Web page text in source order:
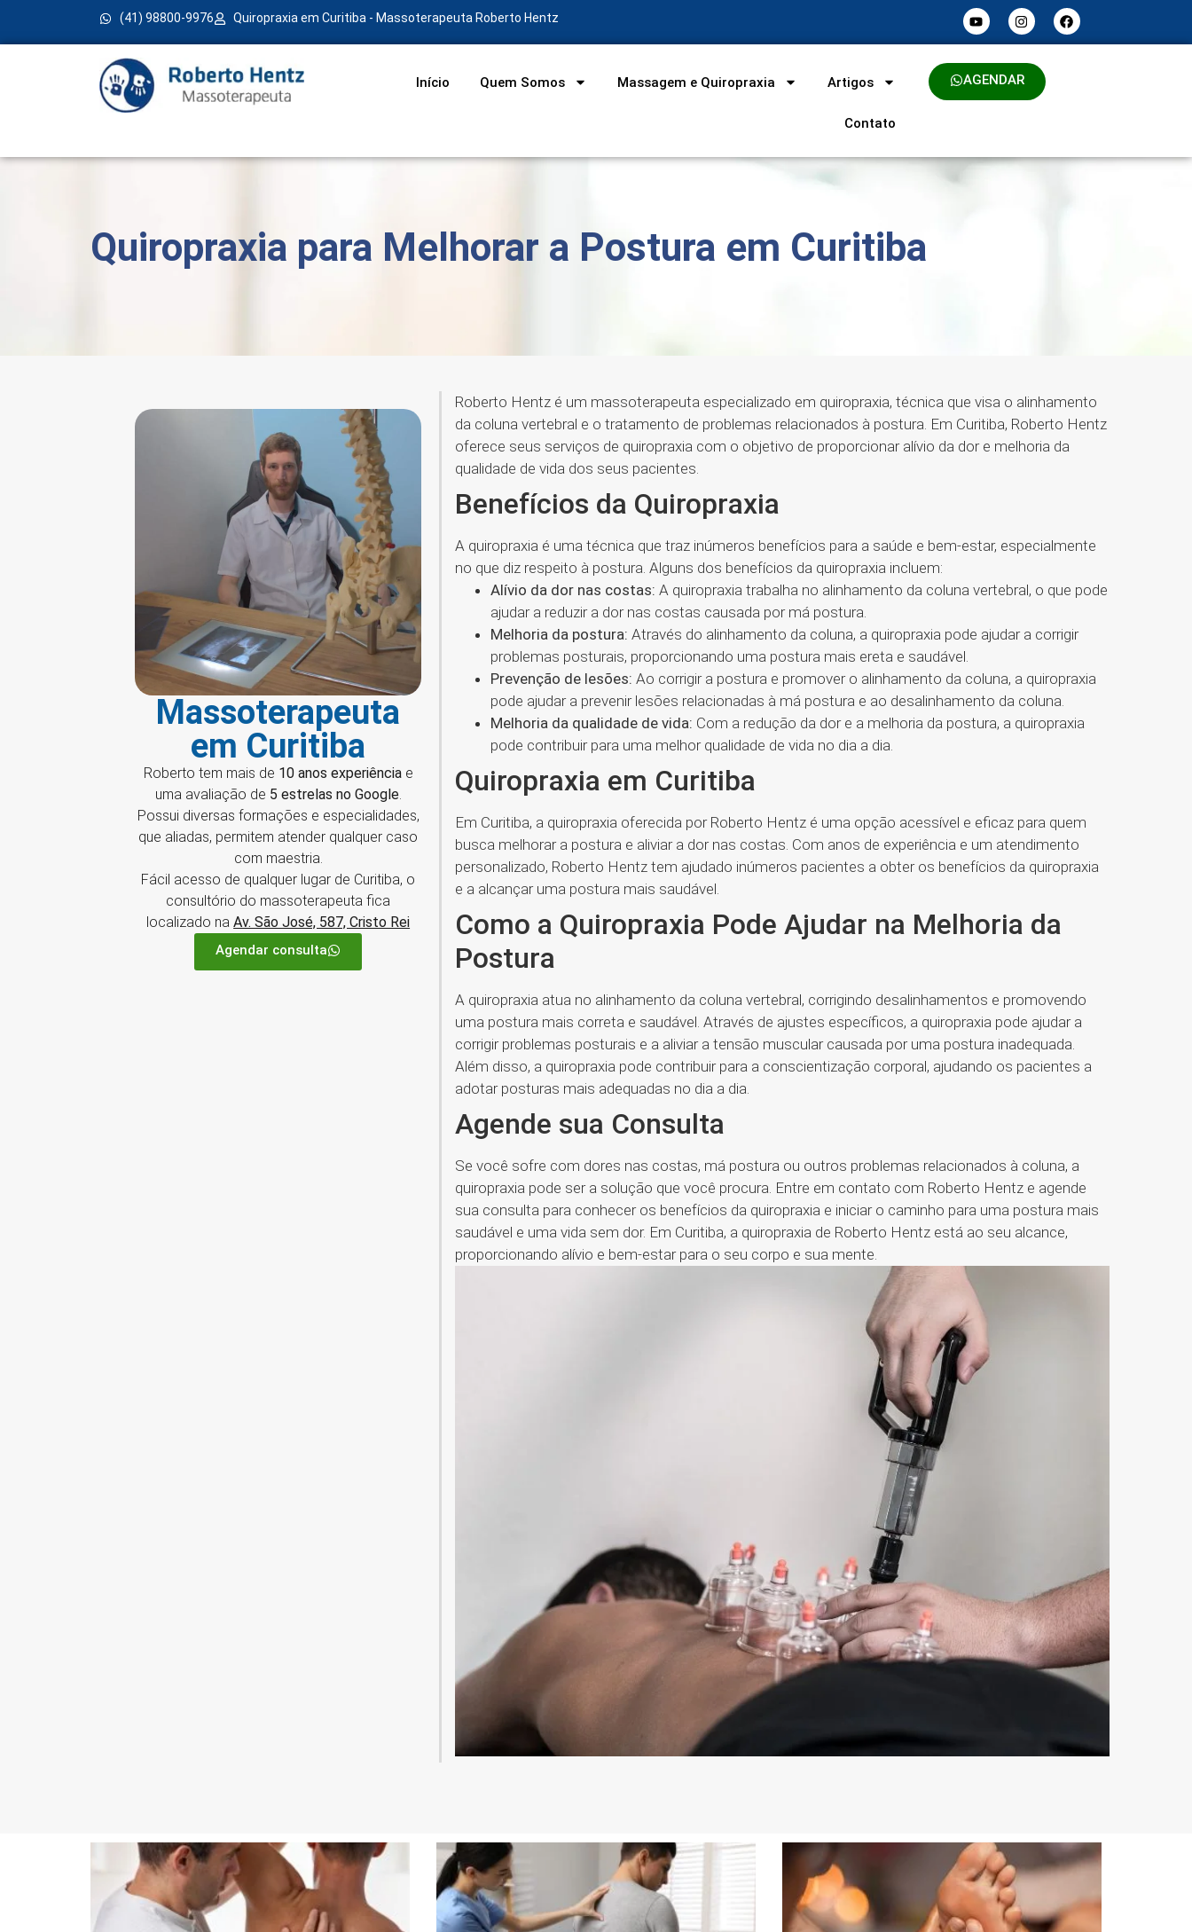
(41) 98800-9976 Quiropraxia em Curitiba - Massoterapeuta Roberto Hentz
Início Quem Somos Massagem e Quiropraxia Artigos
Contato
AGENDAR
Quiropraxia para Melhorar a Postura em Curitiba
Massoterapeuta
em Curitiba
Roberto tem mais de 10 anos experiênciae
uma avaliação de 5 estrelas no Google.
Possui diversas formações e especialidades,
que aliadas, permitem atender qualquer caso
com maestria.
Fácil acesso de qualquer lugar de Curitiba, o
consultório do massoterapeuta fica
localizado naAv. São José, 587, Cristo Rei
Agendar consulta
Roberto Hentz é um massoterapeuta especializado em quiropraxia, técnica que visa o alinhamento
da coluna vertebral e o tratamento de problemas relacionados à postura. Em Curitiba, Roberto Hentz
oferece seus serviços de quiropraxia com o objetivo de proporcionar alívio da dor e melhoria da
qualidade de vida dos seus pacientes.
Benefícios da Quiropraxia
A quiropraxia é uma técnica que traz inúmeros benefícios para a saúde e bem-estar, especialmente
no que diz respeito à postura. Alguns dos benefícios da quiropraxia incluem:
Alívio da dor nas costas: A quiropraxia trabalha no alinhamento da coluna vertebral, o que pode
ajudar a reduzir a dor nas costas causada por má postura.
Melhoria da postura: Através do alinhamento da coluna, a quiropraxia pode ajudar a corrigir
problemas posturais, proporcionando uma postura mais ereta e saudável.
Prevenção de lesões: Ao corrigir a postura e promover o alinhamento da coluna, a quiropraxia
pode ajudar a prevenir lesões relacionadas à má postura e ao desalinhamento da coluna.
Melhoria da qualidade de vida: Com a redução da dor e a melhoria da postura, a quiropraxia
pode contribuir para uma melhor qualidade de vida no dia a dia.
Quiropraxia em Curitiba
Em Curitiba, a quiropraxia oferecida por Roberto Hentz é uma opção acessível e eficaz para quem
busca melhorar a postura e aliviar a dor nas costas. Com anos de experiência e um atendimento
personalizado, Roberto Hentz tem ajudado inúmeros pacientes a obter os benefícios da quiropraxia
e a alcançar uma postura mais saudável.
Como a Quiropraxia Pode Ajudar na Melhoria da
Postura
A quiropraxia atua no alinhamento da coluna vertebral, corrigindo desalinhamentos e promovendo
uma postura mais correta e saudável. Através de ajustes específicos, a quiropraxia pode ajudar a
corrigir problemas posturais e a aliviar a tensão muscular causada por uma postura inadequada.
Além disso, a quiropraxia pode contribuir para a conscientização corporal, ajudando os pacientes a
adotar posturas mais adequadas no dia a dia.
Agende sua Consulta
Se você sofre com dores nas costas, má postura ou outros problemas relacionados à coluna, a
quiropraxia pode ser a solução que você procura. Entre em contato com Roberto Hentz e agende
sua consulta para conhecer os benefícios da quiropraxia e iniciar o caminho para uma postura mais
saudável e uma vida sem dor. Em Curitiba, a quiropraxia de Roberto Hentz está ao seu alcance,
proporcionando alívio e bem-estar para o seu corpo e sua mente.